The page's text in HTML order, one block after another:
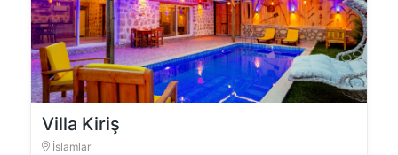
Villa Kiriş
İslamlar